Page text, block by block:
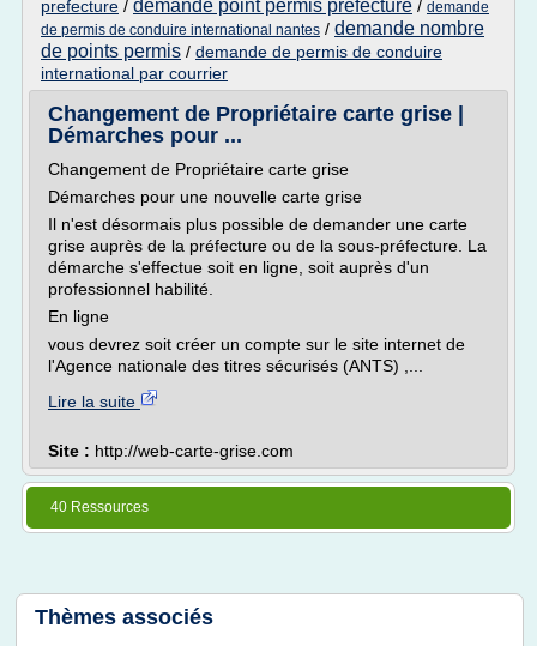
prefecture / demande point permis prefecture / demande
de permis de conduire international nantes / demande nombre
de points permis / demande de permis de conduire
international par courrier
Changement de Propriétaire carte grise |
Démarches pour ...
Changement de Propriétaire carte grise
Démarches pour une nouvelle carte grise
Il n'est désormais plus possible de demander une carte
grise auprès de la préfecture ou de la sous-préfecture. La
démarche s'effectue soit en ligne, soit auprès d'un
professionnel habilité.
En ligne
vous devrez soit créer un compte sur le site internet de
l'Agence nationale des titres sécurisés (ANTS) ,...
Lire la suite
Site : http://web-carte-grise.com
40 Ressources
Thèmes associés